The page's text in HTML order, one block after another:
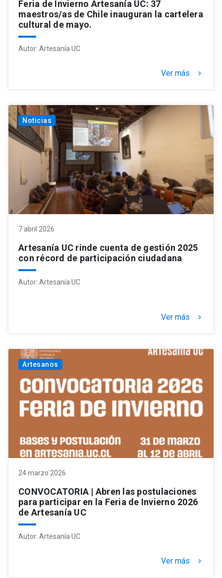
Feria de Invierno Artesanía UC: 37
maestros/as de Chile inauguran la cartelera
cultural de mayo.
Autor: Artesanía UC
Ver más keyboard_arrow_right
Noticias
7 abril 2026
Artesanía UC rinde cuenta de gestión 2025
con récord de participación ciudadana
Autor: Artesanía UC
Ver más keyboard_arrow_right
Artesanos
24 marzo 2026
CONVOCATORIA | Abren las postulaciones
para participar en la Feria de Invierno 2026
de Artesanía UC
Autor: Artesanía UC
Ver más keyboard_arrow_right